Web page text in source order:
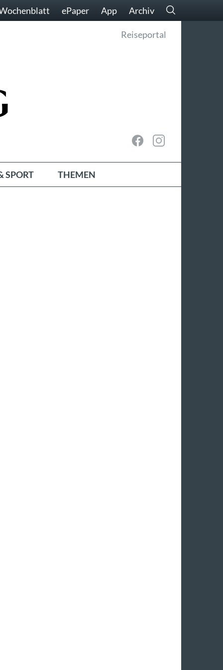
ePaper App Archiv
Reiseportal
SPORT THEMEN